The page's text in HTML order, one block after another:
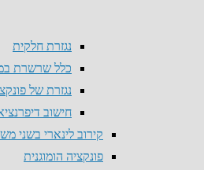
נגזרת חלקית
כלל שרשרת
נגזרת של
חישוב
קירוב לינארי בשני
פונקציה הומוגנית